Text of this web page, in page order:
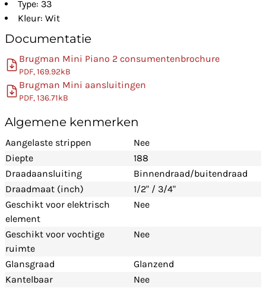
Type: 33
Kleur: Wit
Documentatie
Brugman Mini Piano 2 consumentenbrochure
PDF, 169.92kB
Brugman Mini aansluitingen
PDF, 136.71kB
Algemene kenmerken
Aangelaste strippen
Nee
Diepte
188
Draadaansluiting
Binnendraad/buitendraad
Draadmaat (inch)
1/2" / 3/4"
Geschikt voor elektrisch
element
Nee
Geschikt voor vochtige
ruimte
Nee
Glansgraad
Glanzend
Kantelbaar
Nee